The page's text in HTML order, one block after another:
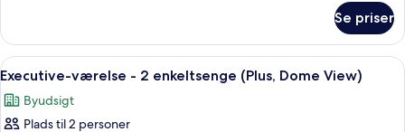
seng
(Executive,
Dome
View)
suite
1
seng
(Executive,
Se priser
Indlæs
alle
billeder
af
Premium-sengetøj, senge med
5
Executive-værelse - 2 enkeltsenge (Plus, Dome View)
Byudsigt
Plads til 2 personer